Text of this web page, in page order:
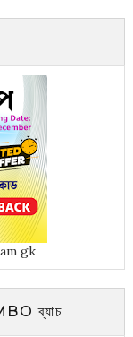
gk
ব্যাচ